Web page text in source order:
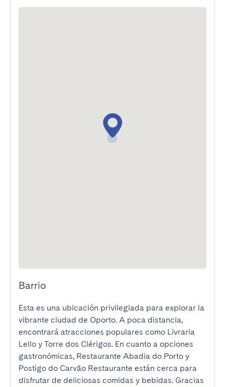
Barrio
Esta es una ubicación privilegiada para explorar la
vibrante ciudad de Oporto. A poca distancia,
encontrará atracciones populares como Livraria
Lello y Torre dos Clérigos. En cuanto a opciones
gastronómicas, Restaurante Abadia do Porto y
Postigo do Carvão Restaurante están cerca para
disfrutar de deliciosas comidas y bebidas. Gracias